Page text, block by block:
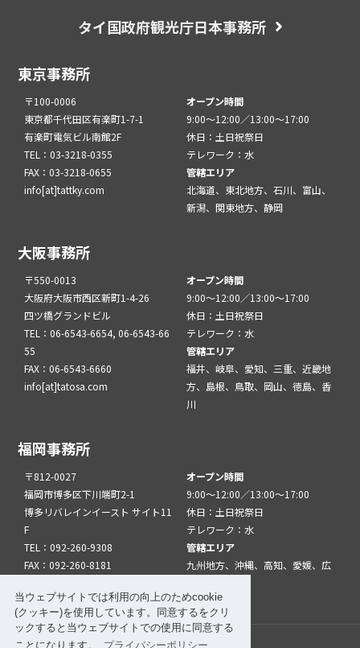
当ウェブサイトでは利用の向上のためcookie
(クッキー)を使用しています。同意するをクリ
ックすると当ウェブサイトでの使用に同意する
ことになります。
プライバシーポリシー
タイ国政府観光庁日本事務所
東京事務所
〒100-0006
東京都千代田区有楽町1-7-1
有楽町電気ビル南館2F
TEL：03-3218-0355
FAX：03-3218-0655
info[at]tattky.com
オープン時間
9:00～12:00／13:00～17:00
休日：土日祝祭日
テレワーク：水
管轄エリア
北海道、東北地方、石川、富山、
新潟、関東地方、静岡
大阪事務所
〒550-0013
大阪府大阪市西区新町1-4-26
四ツ橋グランドビル
TEL：06-6543-6654, 06-6543-66
55
FAX：06-6543-6660
info[at]tatosa.com
オープン時間
9:00～12:00／13:00～17:00
休日：土日祝祭日
テレワーク：水
管轄エリア
福井、岐阜、愛知、三重、近畿地
方、島根、鳥取、岡山、徳島、香
川
福岡事務所
〒812-0027
福岡市博多区下川端町2-1
博多リバレインイースト サイト11
F
TEL：092-260-9308
FAX：092-260-8181
オープン時間
9:00～12:00／13:00～17:00
休日：土日祝祭日
テレワーク：水
管轄エリア
九州地方、沖縄、高知、愛媛、広